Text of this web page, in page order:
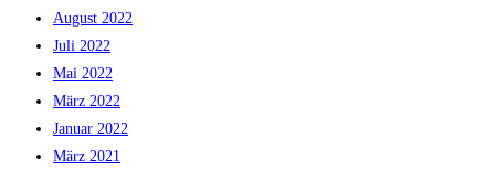
August 2022
Juli 2022
Mai 2022
März 2022
Januar 2022
März 2021